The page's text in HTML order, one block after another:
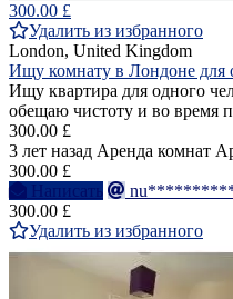
300.00 £
Удалить из избранного
London, United Kingdom
Ищу комнату в Лондоне для
Ищу квартира для одного
обещаю чистоту и во время
300.00 £
3 лет назад Аренда комнат
300.00 £
Написать
300.00 £
Удалить из избранного